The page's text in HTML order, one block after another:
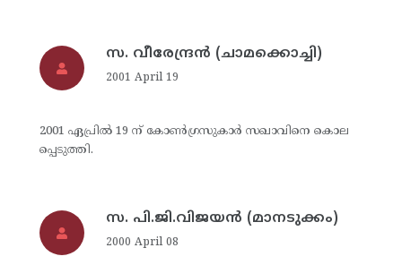
സ. വീരേന്ദ്രന്‍ (ചാമക്കൊച്ചി)
2001 April 19
2001 ഏപ്രില്‍ 19 ന് കോണ്‍ഗ്രസുകാര്‍ സഖാവിനെ കൊല
പ്പെടുത്തി.
സ. പി.ജി.വിജയന്‍ (മാനടുക്കം)
2000 April 08